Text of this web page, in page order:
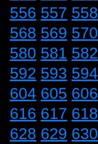
556 557 558
568 569 570
580 581 582
592 593 594
604 605 606
616 617 618
628 629 630